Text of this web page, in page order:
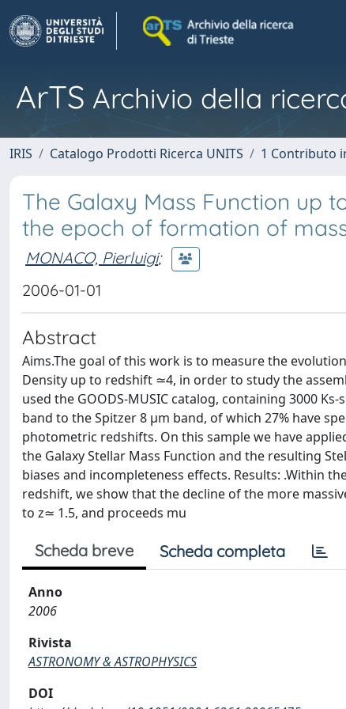
ArTS Archivio della
IRIS Catalogo Prodotti Ricerca UNITS 1 Contributo
The Galaxy Mass Function up
the epoch of formation of
MONACO, Pierluigi;
2006-01-01
Abstract
Aims.The goal of this work is to measure the
Density up to redshift ≃4, in order to study the
used the GOODS-MUSIC catalog, containing 3000
band to the Spitzer 8 μm band, of which 27% have
photometric redshifts. On this sample we have
the Galaxy Stellar Mass Function and the resulting
biases and incompleteness effects. Results: .Within
redshift, we show that the decline of the more
to z≃ 1.5, and proceeds mu
Scheda breve Scheda completa
Anno
2006
Rivista
ASTRONOMY & ASTROPHYSICS
DOI